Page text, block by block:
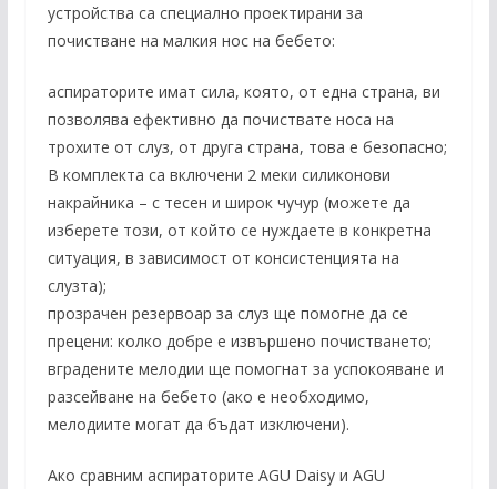
устройства са специално проектирани за
почистване на малкия нос на бебето:
аспираторите имат сила, която, от една страна, ви
позволява ефективно да почиствате носа на
трохите от слуз, от друга страна, това е безопасно;
В комплекта са включени 2 меки силиконови
накрайника – с тесен и широк чучур (можете да
изберете този, от който се нуждаете в конкретна
ситуация, в зависимост от консистенцията на
слузта);
прозрачен резервоар за слуз ще помогне да се
прецени: колко добре е извършено почистването;
вградените мелодии ще помогнат за успокояване и
разсейване на бебето (ако е необходимо,
мелодиите могат да бъдат изключени).
Ако сравним аспираторите AGU Daisy и AGU